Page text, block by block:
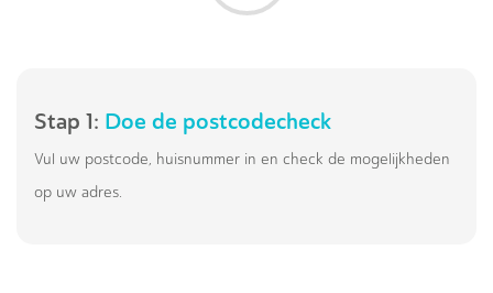
Stap 1: Doe de postcodecheck
Vul uw postcode, huisnummer in en check de mogelijkheden
op uw adres.